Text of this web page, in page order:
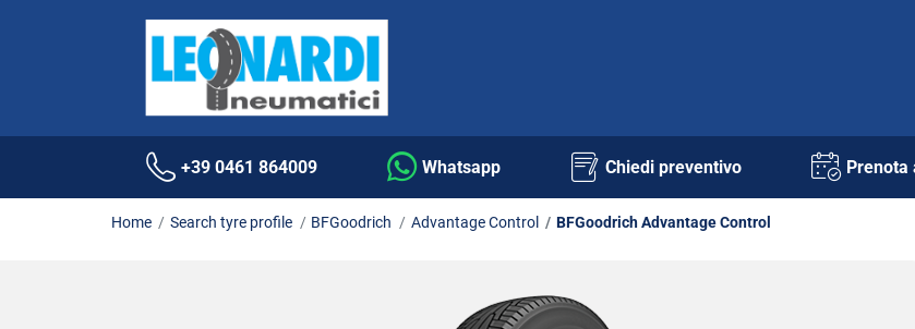
+39 0461 864009 Whatsapp Chiedi preventivo Prenota
Home Search tyre profile BFGoodrich Advantage Control BFGoodrich Advantage Control